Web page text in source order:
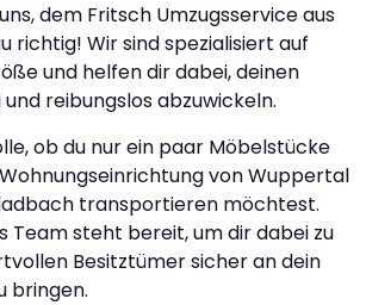
dem Fritsch Umzugsservice aus
richtig! Wir sind spezialisiert auf
und helfen dir dabei, deinen
reibungslos abzuwickeln.
ob du nur ein paar Möbelstücke
von Wuppertal
transportieren möchtest.
Team steht bereit, um dir dabei zu
Besitztümer sicher an dein
bringen.